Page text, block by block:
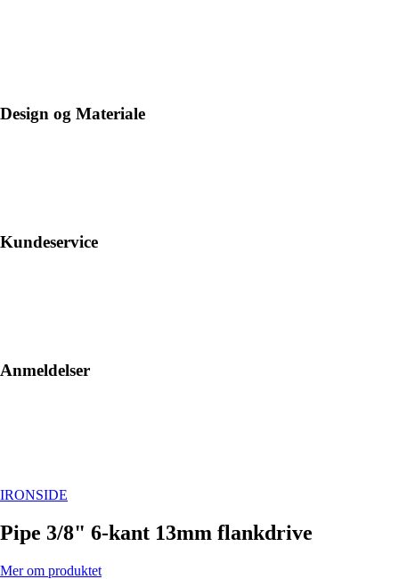
Design og Materiale
Kundeservice
Anmeldelser
IRONSIDE
Pipe 3/8" 6-kant 13mm flankdrive
Mer om produktet